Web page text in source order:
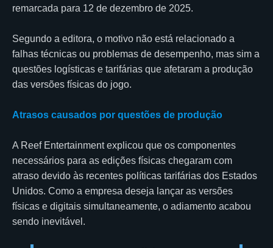
remarcada para 12 de dezembro de 2025.
Segundo a editora, o motivo não está relacionado a
falhas técnicas ou problemas de desempenho, mas sim a
questões logísticas e tarifárias que afetaram a produção
das versões físicas do jogo.
Atrasos causados por questões de produção
A Reef Entertainment explicou que os componentes
necessários para as edições físicas chegaram com
atraso devido às recentes políticas tarifárias dos Estados
Unidos. Como a empresa deseja lançar as versões
físicas e digitais simultaneamente, o adiamento acabou
sendo inevitável.